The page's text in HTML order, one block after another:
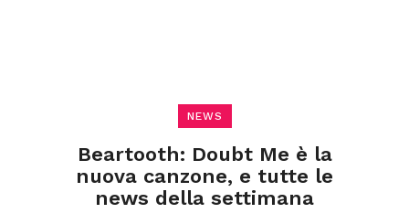
NEWS
Beartooth: Doubt Me è la
nuova canzone, e tutte le
news della settimana